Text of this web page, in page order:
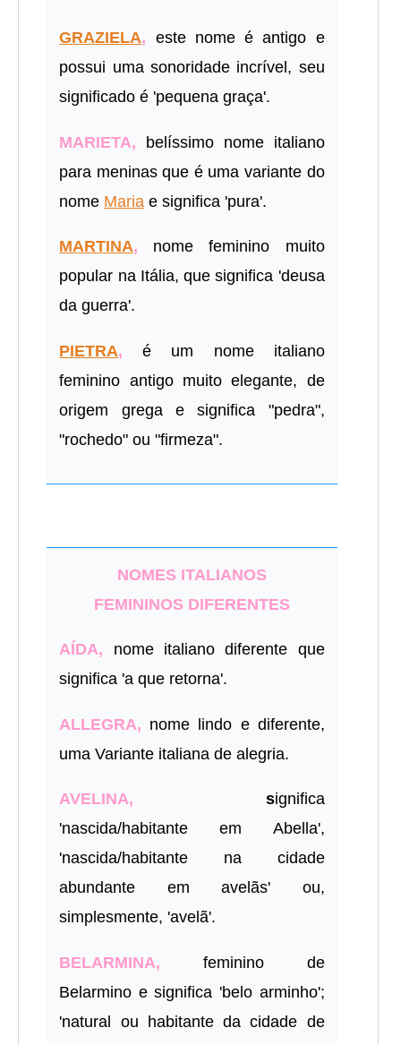
GRAZIELA, este nome é antigo e
possui uma sonoridade incrível, seu
significado é 'pequena graça'.
MARIETA,
belíssimo nome italiano
para meninas que é uma variante do
nome Maria e significa 'pura'.
MARTINA,
nome feminino muito
popular na Itália, que significa 'deusa
da guerra'.
PIETRA,
é um nome italiano
feminino antigo muito elegante, de
origem grega e significa "pedra",
"rochedo" ou "firmeza".
NOMES ITALIANOS
FEMININOS DIFERENTES
AÍDA,
nome italiano diferente que
significa 'a que retorna'.
ALLEGRA, nome lindo e diferente,
uma Variante italiana de alegria.
AVELINA, significa
'nascida/habitante em Abella',
'nascida/habitante na cidade
abundante em avelãs' ou,
simplesmente, 'avelã'.
BELARMINA,
feminino de
Belarmino e significa 'belo arminho';
'natural ou habitante da cidade de